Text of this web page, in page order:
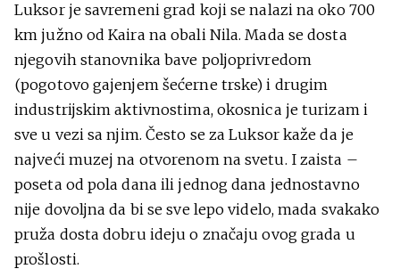
Luksor je savremeni grad koji se nalazi na oko 700
km južno od Kaira na obali Nila. Mada se dosta
njegovih stanovnika bave poljoprivredom
(pogotovo gajenjem šećerne trske) i drugim
industrijskim aktivnostima, okosnica je turizam i
sve u vezi sa njim. Često se za Luksor kaže da je
najveći muzej na otvorenom na svetu. I zaista –
poseta od pola dana ili jednog dana jednostavno
nije dovoljna da bi se sve lepo videlo, mada svakako
pruža dosta dobru ideju o značaju ovog grada u
prošlosti.